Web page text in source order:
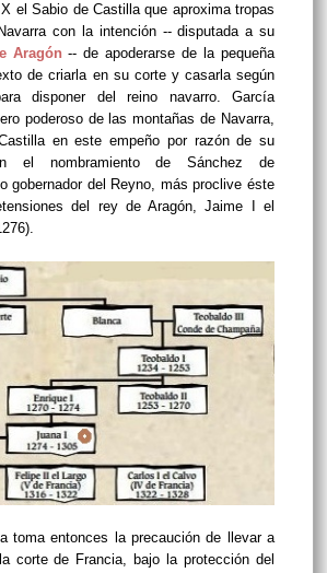
el Sabio de Castilla que aproxima tropas
con la intención -- disputada a su
Aragón-- de apoderarse de la pequeña
de criarla en su corte y casarla según
disponer del reino navarro. García
poderoso de las montañas de Navarra,
en este empeño por razón de su
el nombramiento de Sánchez de
gobernador del Reyno, más proclive éste
del rey de Aragón, Jaime I el
toma entonces la precaución de llevar a
corte de Francia, bajo la protección del